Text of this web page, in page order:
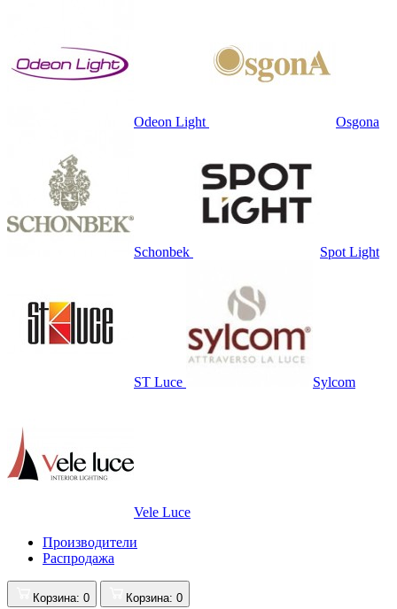
Odeon Light Osgona
Schonbek Spot Light
ST Luce Sylcom
Vele Luce
Производители
Распродажа
Корзина: 0 Корзина: 0